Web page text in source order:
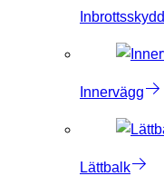
Inbrottsskydd
Innervägg
Lättbalk